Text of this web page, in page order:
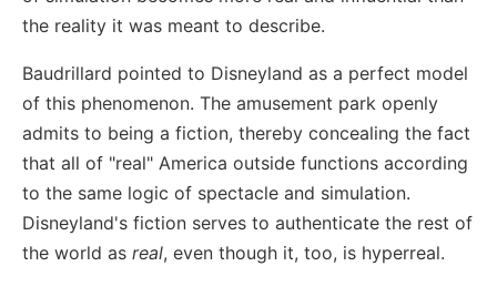
the reality it was meant to describe.
Baudrillard pointed to Disneyland as a perfect model
of this phenomenon. The amusement park openly
admits to being a fiction, thereby concealing the fact
that all of "real" America outside functions according
to the same logic of spectacle and simulation.
Disneyland's fiction serves to authenticate the rest of
the world as real, even though it, too, is hyperreal.